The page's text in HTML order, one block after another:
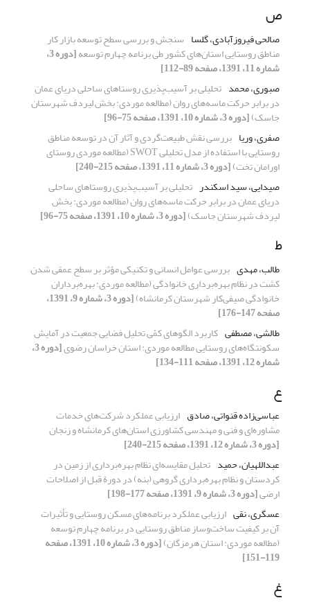
ص
صالحی فیروزآبادی، گلسا سنجش و بررسی سطح توسعه بازار کار
مناطق روستایی استان‌های کشور طی برنامه چهارم توسعه [دوره 3،
شماره 11، 1391، صفحه 89-112]
صبوری، محمد تحلیلی بر آسیب‌پذیری روستاهای ساحلی دریای عمان
در برابر حرکت ماسه‌های روان (مطالعه موردی: بخش لیردف شهرستان
جاسک)[دوره 3، شماره 10، 1391، صفحه 75-96]
صفری، وریا بررسی نقش طبیعت‌گردی و آثار آن در توسعه مناطق
روستایی با استفاده از مدل تحلیلی SWOT (مطالعه موردی روستای
اورامان تخت)[دوره 3، شماره 11، 1391، صفحه 215-240]
صیدایی، سید اسکندر تحلیلی بر آسیب‌پذیری روستاهای ساحلی
دریای عمان در برابر حرکت ماسه‌های روان (مطالعه موردی: بخش
لیردف شهرستان جاسک)[دوره 3، شماره 10، 1391، صفحه 75-96]
ط
طالب، مهدی بررسی عوامل انسانی و تکنیکی مؤثر بر سطح عمقی شدن
کشت در نظام بهره‌برداری خانوادگی (مطالعه موردی: بهره‌برداران
خانوادگی صیفی‌کار شهرستان کرمانشاه) [دوره 3، شماره 9، 1391،
صفحه 147-176]
طالشی، مصطفی کاربرد الگوهای کمّی تحلیل فضایی جمعیت در آمایش
سکونتگاه‌های روستایی مطالعه موردی: استان خراسان رضوی [دوره 3،
شماره 12، 1391، صفحه 111-134]
ع
عباسی‌زاده قنواتی، صادق ارزیابی عملکرد شرکت‌های خدمات
مشاوره‌ای و فنی و مهندسی کشاورزی استان‌های کرمانشاه و زنجان
[دوره 3، شماره 12، 1391، صفحه 215-240]
عبداللهیان، حمید تحلیل مقایسه‌ای نظام بهره‌برداری از زمین در
کردستان و نظام بهره‌برداری گروهی (بنه) در دورة قبل از اصلاحات
ارضی[دوره 3، شماره 9، 1391، صفحه 177-198]
عسگری، نقی ارزیابی عملکرد برنامه‌های مسکن روستایی و تأثیرات
آن بر کیفیت ساخت‌وساز مناطق روستایی در برنامه چهارم توسعه
(مطالعه موردی: استان هرمزگان) [دوره 3، شماره 10، 1391، صفحه
119-151]
غ